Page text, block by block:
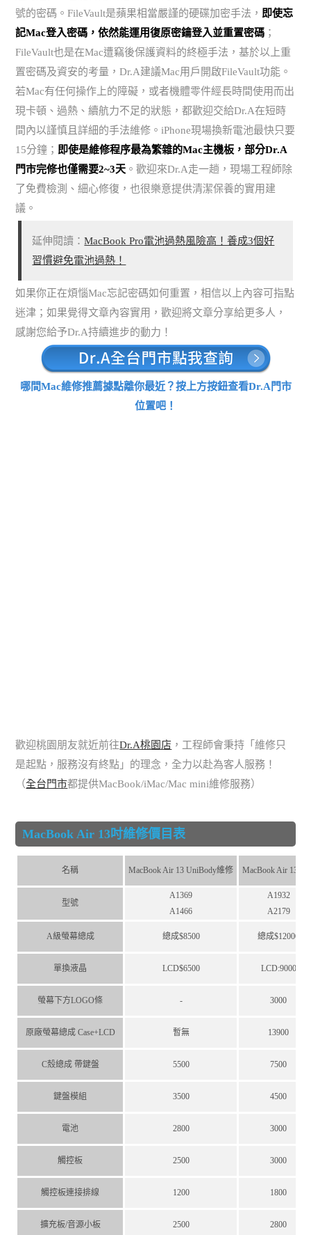
號的密碼。FileVault是蘋果相當嚴謹的硬碟加密手法， 即使忘
記Mac登入密碼，依然能運用復原密鑰登入並重置密碼 ；
FileVault也是在Mac遭竊後保護資料的終極手法，基於以上重
置密碼及資安的考量，Dr.A建議Mac用戶開啟FileVault功能。
若Mac有任何操作上的障礙，或者機體零件經長時間使用而出
現卡頓、過熱、續航力不足的狀態，都歡迎交給Dr.A在短時
間內以謹慎且詳細的手法維修。iPhone現場換新電池最快只要
15分鐘； 即使是維修程序最為繁雜的Mac主機板，部分Dr.A
門市完修也僅需要2~3天 。歡迎來Dr.A走一趟，現場工程師除
了免費檢測、細心修復，也很樂意提供清潔保養的實用建
議。
延伸閱讀：MacBook Pro電池過熱風險高！養成3個好
習慣避免電池過熱！
如果你正在煩惱Mac忘記密碼如何重置，相信以上內容可指點
迷津；如果覺得文章內容實用，歡迎將文章分享給更多人，
感謝您給予Dr.A持續進步的動力！
哪間Mac維修推薦據點離你最近？按上方按鈕查看Dr.A門市
位置吧！
歡迎桃園朋友就近前往Dr.A桃園店 ，工程師會秉持「維修只
是起點，服務沒有終點」的理念，全力以赴為客人服務！
（全台門市都提供MacBook/iMac/Mac mini維修服務）
MacBook Air 13吋維修價目表
名稱 MacBook Air 13 UniBody維修 MacBook Air 13維
型號
A1369
A1466
A1932
A2179
A級螢幕總成 總成$8500 總成$12000
單換液晶 LCD$6500 LCD:9000
螢幕下方LOGO條 - 3000
原廠螢幕總成 Case+LCD 暫無 13900
C殼總成 帶鍵盤 5500 7500
鍵盤模組 3500 4500
電池 2800 3000
觸控板 2500 3000
觸控板連接排線 1200 1800
擴充板/音源小板 2500 2800